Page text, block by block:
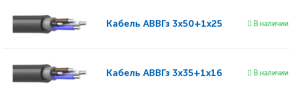
Кабель АВВГз 3x50+1x25 В наличии
Кабель АВВГз 3x35+1x16 В наличии